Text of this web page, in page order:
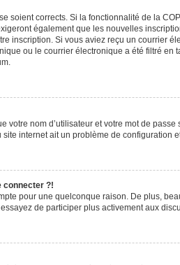
soient corrects. Si la fonctionnalité de la
également que les nouvelles
inscription. Si vous aviez reçu un courrier
ou le courrier électronique a été filtré
nom d’utilisateur et votre mot de
internet ait un problème de configuration
connecter ?!
pour une quelconque raison. De plus,
de participer plus activement aux